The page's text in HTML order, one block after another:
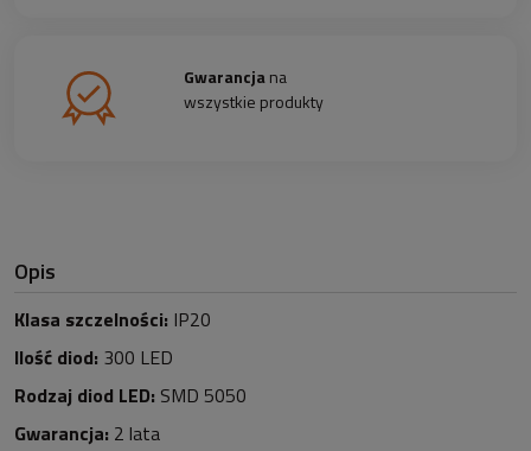
Gwarancjana
wszystkie produkty
Opis
Klasa szczelności: IP20
Ilość diod: 300 LED
Rodzaj diod LED: SMD 5050
Gwarancja: 2 lata